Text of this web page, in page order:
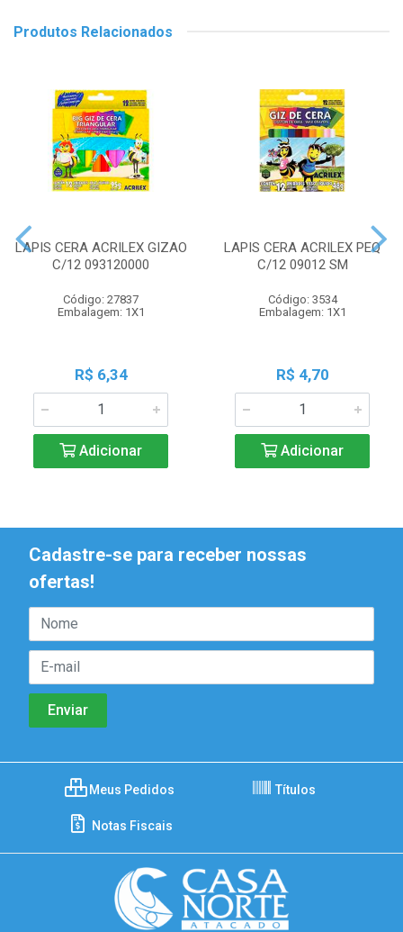
Produtos Relacionados
LAPIS CERA ACRILEX GIZAO
C/12 093120000
Código: 27837
Embalagem: 1X1
R$ 6,34
Adicionar
LAPIS CERA ACRILEX PEQ
C/12 09012 SM
Código: 3534
Embalagem: 1X1
R$ 4,70
Adicionar
Cadastre-se para receber nossas
ofertas!
Meus Pedidos Títulos
Notas Fiscais